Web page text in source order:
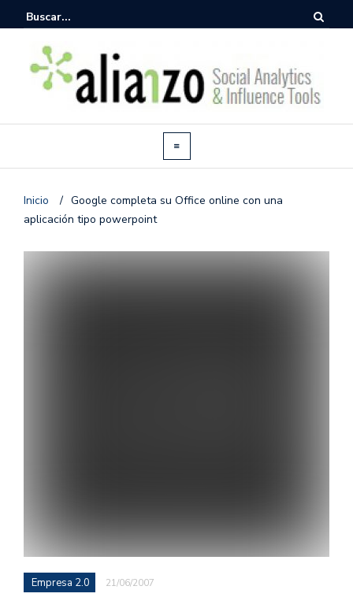
Inicio / Google completa su Office online con una
aplicación tipo powerpoint
Empresa 2.0 21/06/2007